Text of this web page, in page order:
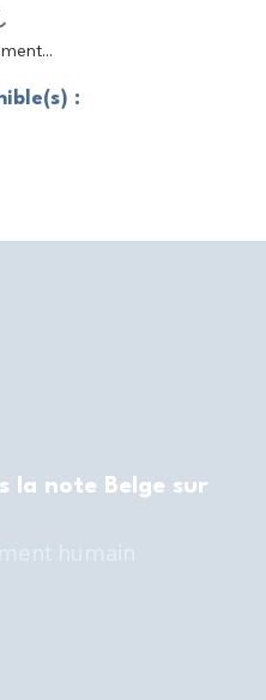
:
la note Belge sur